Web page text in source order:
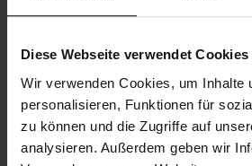
Diese Webseite verwendet Cookies
Wir verwenden Cookies, um Inhalte
personalisieren, Funktionen für
zu können und die Zugriffe auf
analysieren. Außerdem geben wir
Unkostenbeitrag
Veranstalter